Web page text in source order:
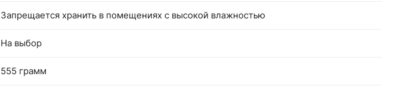
Запрещается хранить в помещениях с высокой влажностью
На выбор
555 грамм